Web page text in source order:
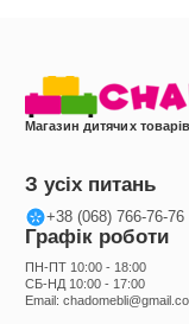
Магазин дитячих товарів
З усіх питань
+38 (068) 766-76-76
Графік роботи
ПН-ПТ 10:00 - 18:00
СБ-НД 10:00 - 17:00
Email: